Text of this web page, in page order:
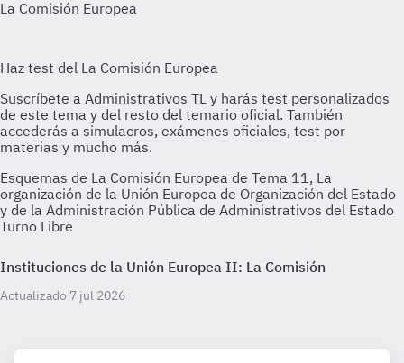
Esquemas de La Comisión Europea de Tema 11, La
organización de la Unión Europea de Organización del Estado
y de la Administración Pública de Administrativos del Estado
Turno Libre
Instituciones de la Unión Europea II: La Comisión
Actualizado 7 jul 2026